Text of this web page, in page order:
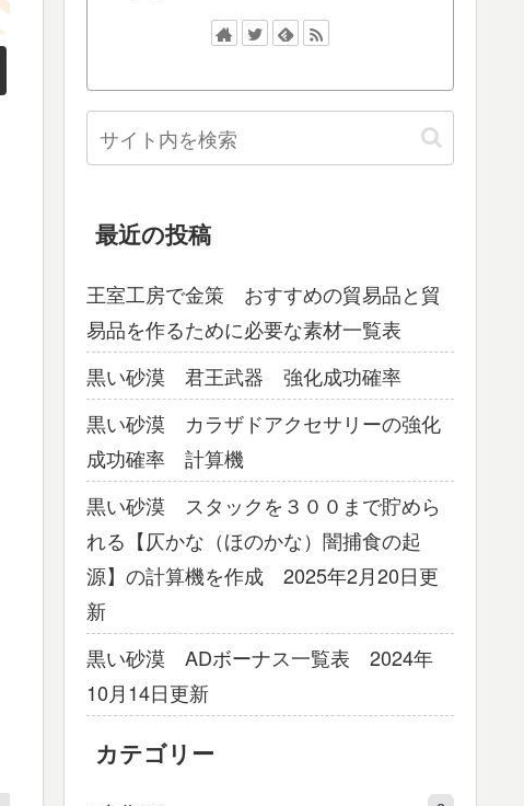
最近の投稿
王室工房で金策 おすすめの貿易品と貿
易品を作るために必要な素材一覧表
黒い砂漠 君王武器 強化成功確率
黒い砂漠 カラザドアクセサリーの強化
成功確率 計算機
黒い砂漠 スタックを３００まで貯めら
れる【仄かな（ほのかな）闇捕食の起
源】の計算機を作成 2025年2月20日更
新
黒い砂漠 ADボーナス一覧表 2024年
10月14日更新
カテゴリー